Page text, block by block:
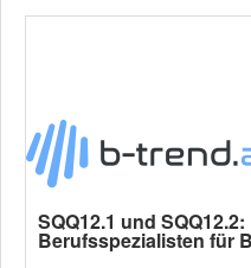
SQQ12.1 und
Berufsspezialisten für